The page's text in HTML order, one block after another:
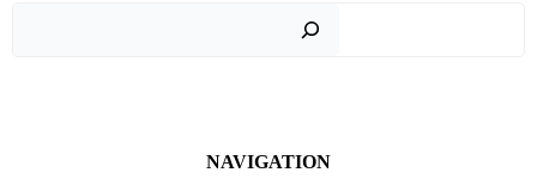
NAVIGATION